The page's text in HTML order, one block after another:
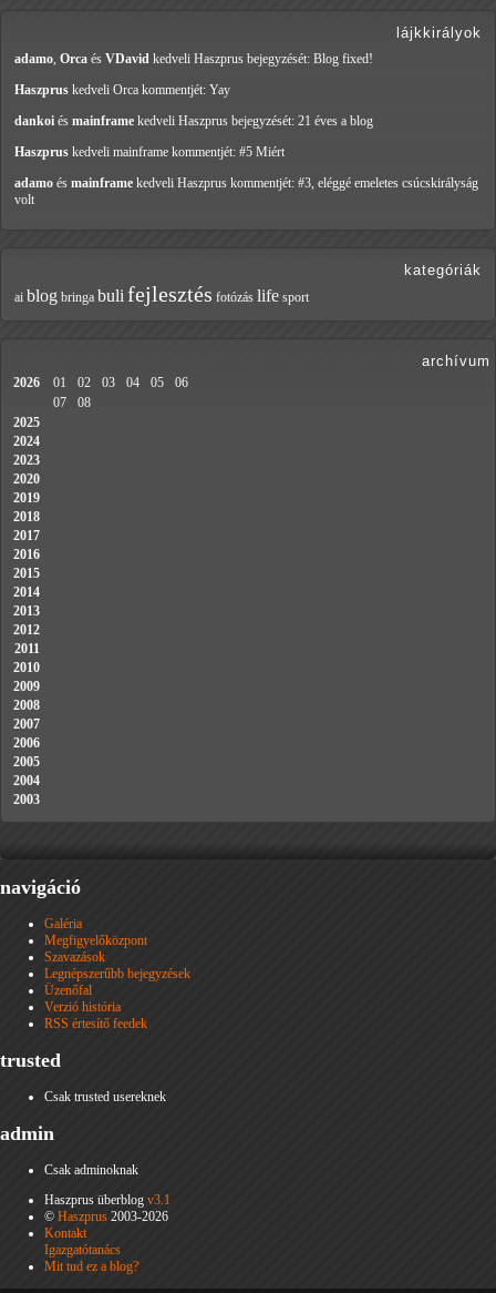
lájkkirályok
adamo, Orca és VDavid kedveli Haszprus bejegyzését: Blog fixed!
Haszprus kedveli Orca kommentjét: Yay
dankoi és mainframe kedveli Haszprus bejegyzését: 21 éves a blog
Haszprus kedveli mainframe kommentjét: #5 Miért
adamo és mainframe kedveli Haszprus kommentjét: #3, eléggé emeletes csúcskirályság
volt
kategóriák
ai blog bringa buli fejlesztés fotózás life sport
archívum
2026 01 02 03 04 05
06
07
08
2025
2024
2023
2020
2019
2018
2017
2016
2015
2014
2013
2012
2011
2010
2009
2008
2007
2006
2005
2004
2003
navigáció
Galéria
Megfigyelőközpont
Szavazások
Legnépszerűbb bejegyzések
Üzenőfal
Verzió história
RSS értesítő feedek
trusted
Csak trusted usereknek
admin
Csak adminoknak
Haszprus überblog v3.1
© Haszprus 2003-2026
Kontakt
Igazgatótanács
Mit tud ez a blog?